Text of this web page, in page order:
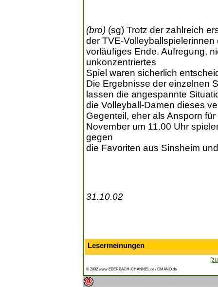
(bro) (sg) Trotz der zahlreich
der TVE-
vorläufiges Ende. Aufregung,
unkonzentriertes
Spiel waren sicherlich
Die Ergebnisse der einzelnen
lassen die angespannte
die Volleyball-Damen dieses
Gegenteil, eher als Ansporn
November um 11.00 Uhr
gegen
die Favoriten aus Sinsheim
31.10.02
Lesermeinungen
© 2002 www.EBERBACH-CHANNEL.de / OMANO.de